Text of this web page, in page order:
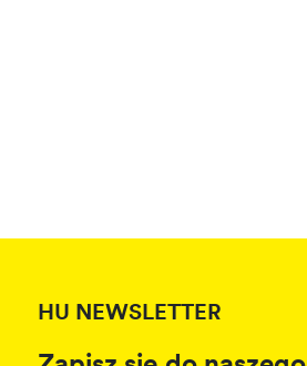
HU NEWSLETTER